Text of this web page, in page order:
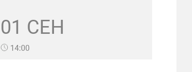
01 СЕН
14:00